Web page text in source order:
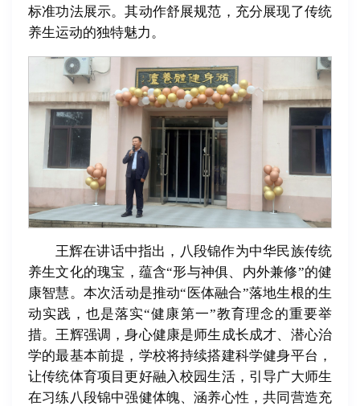
标准功法展示。其动作舒展规范，充分展现了传统
养生运动的独特魅力。
王辉在讲话中指出，八段锦作为中华民族传统
养生文化的瑰宝，蕴含“形与神俱、内外兼修”的健
康智慧。本次活动是推动“医体融合”落地生根的生
动实践，也是落实“健康第一”教育理念的重要举
措。王辉强调，身心健康是师生成长成才、潜心治
学的最基本前提，学校将持续搭建科学健身平台，
让传统体育项目更好融入校园生活，引导广大师生
在习练八段锦中强健体魄、涵养心性，共同营造充